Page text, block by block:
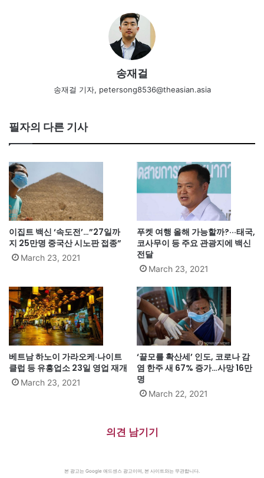
송재걸
송재걸 기자, petersong8536@theasian.asia
필자의 다른 기사
이집트 백신 ‘속도전’…”27일까
지 25만명 중국산 시노판 접종”
March 23, 2021
푸켓 여행 올해 가능할까?···태국,
코사무이 등 주요 관광지에 백신
전달
March 23, 2021
베트남 하노이 가라오케·나이트
클럽 등 유흥업소 23일 영업 재개
March 23, 2021
‘끝모를 확산세’ 인도, 코로나 감
염 한주 새 67% 증가…사망 16만
명
March 22, 2021
의견 남기기
본 광고는 Google 애드센스 광고이며, 본 사이트와는 무관합니다.